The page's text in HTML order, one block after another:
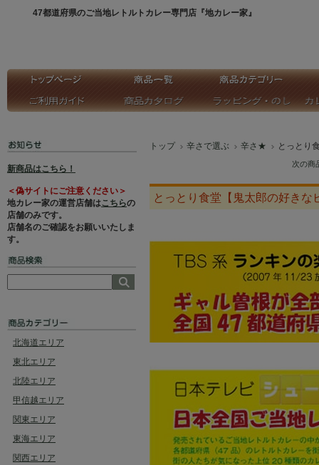
47都道府県のご当地レトルトカレー専門店『地カレー家』
新商品はこちら！
＜偽サイトにご注意ください＞
地カレー家の運営店舗はこちらの
店舗のみです。
店舗名のご確認をお願いいたしま
す。
北海道エリア
東北エリア
北陸エリア
甲信越エリア
関東エリア
東海エリア
関西エリア
トップ 辛さで選ぶ 辛さ★ とっとり
次の商
とっとり食堂【鬼太郎の好きな